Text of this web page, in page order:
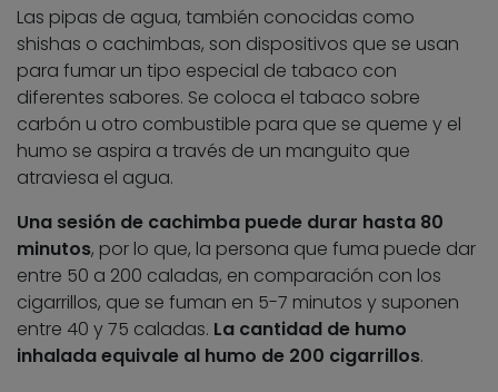
Las pipas de agua, también conocidas como
shishas o cachimbas, son dispositivos que se usan
para fumar un tipo especial de tabaco con
diferentes sabores. Se coloca el tabaco sobre
carbón u otro combustible para que se queme y el
humo se aspira a través de un manguito que
atraviesa el agua.
Una sesión de cachimba puede durar hasta 80
minutos, por lo que, la persona que fuma puede dar
entre 50 a 200 caladas, en comparación con los
cigarrillos, que se fuman en 5-7 minutos y suponen
entre 40 y 75 caladas. La cantidad de humo
inhalada equivale al humo de 200 cigarrillos.